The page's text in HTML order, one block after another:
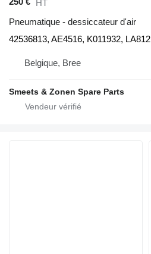
HT
Pneumatique - dessiccateur d'air
42536813, AE4516, K011932, LA812
Belgique, Bree
Smeets & Zonen Spare Parts